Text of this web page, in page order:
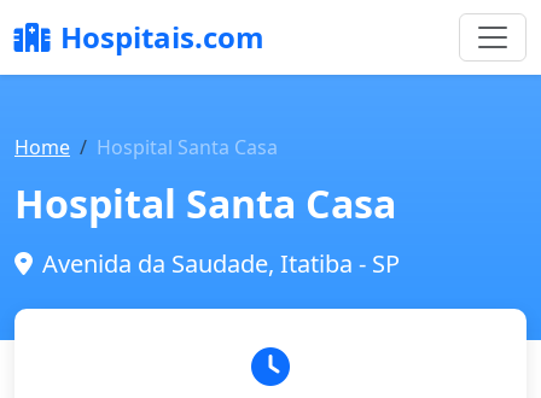
Hospitais.com
Home Hospital Santa Casa
Hospital Santa Casa
Avenida da Saudade, Itatiba - SP